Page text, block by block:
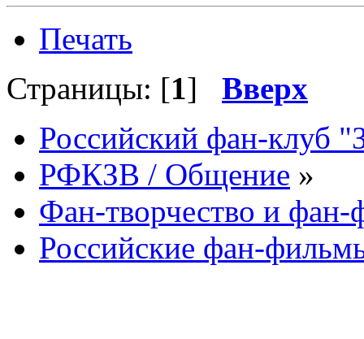
Печать
Страницы: [1] Вверх
Российский фан-клуб
РФКЗВ / Общение »
Фан-творчество и
Российские фан-